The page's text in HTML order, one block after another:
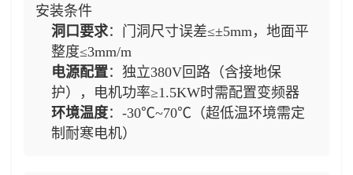
安装条件
洞口要求：门洞尺寸误差≤±5mm，地面平
整度≤3mm/m
电源配置：独立380V回路（含接地保
护），电机功率≥1.5KW时需配置变频器
环境温度：-30℃~70℃（超低温环境需定
制耐寒电机）